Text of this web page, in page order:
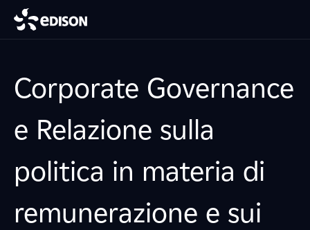
Corporate Governance
e Relazione sulla
politica in materia di
remunerazione e sui